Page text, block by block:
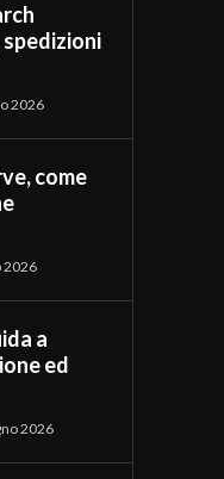
2026
come
2026
a
ed
2026